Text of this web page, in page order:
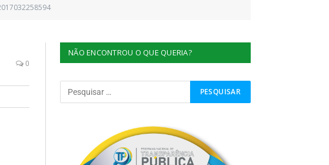
0
NÃO ENCONTROU O QUE QUERIA?